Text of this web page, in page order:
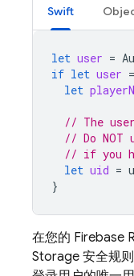
Swift
let user =
if let user =
let
// The
// Do
// if you
let uid =
}
在您的 Firebase
Storage 安全规